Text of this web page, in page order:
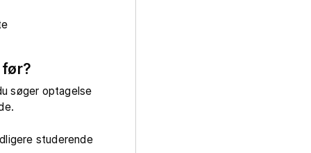
søger optagelse
studerende